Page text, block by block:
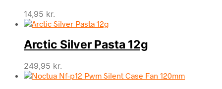
14,95 kr.
Arctic Silver Pasta 12g
249,95 kr.